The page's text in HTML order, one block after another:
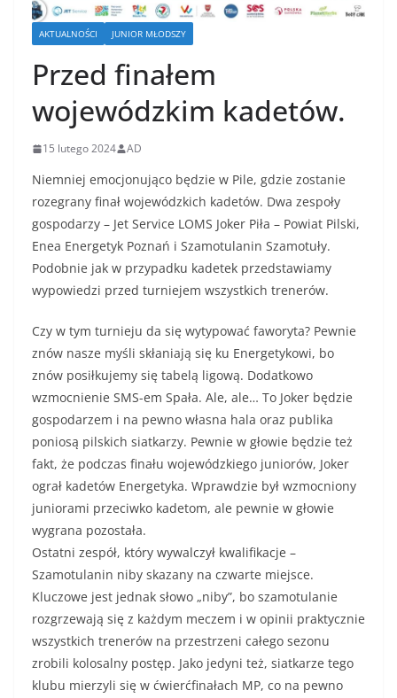
AKTUALNOŚCI JUNIOR MŁODSZY
Przed finałem
wojewódzkim kadetów.
15 lutego 2024 AD
Niemniej emocjonująco będzie w Pile, gdzie zostanie
rozegrany finał wojewódzkich kadetów. Dwa zespoły
gospodarzy – Jet Service LOMS Joker Piła – Powiat Pilski,
Enea Energetyk Poznań i Szamotulanin Szamotuły.
Podobnie jak w przypadku kadetek przedstawiamy
wypowiedzi przed turniejem wszystkich trenerów.
Czy w tym turnieju da się wytypować faworyta? Pewnie
znów nasze myśli skłaniają się ku Energetykowi, bo
znów posiłkujemy się tabelą ligową. Dodatkowo
wzmocnienie SMS-em Spała. Ale, ale… To Joker będzie
gospodarzem i na pewno własna hala oraz publika
poniosą pilskich siatkarzy. Pewnie w głowie będzie też
fakt, że podczas finału wojewódzkiego juniorów, Joker
ograł kadetów Energetyka. Wprawdzie był wzmocniony
juniorami przeciwko kadetom, ale pewnie w głowie
wygrana pozostała.
Ostatni zespół, który wywalczył kwalifikacje –
Szamotulanin niby skazany na czwarte miejsce.
Kluczowe jest jednak słowo „niby”, bo szamotulanie
rozgrzewają się z każdym meczem i w opinii praktycznie
wszystkich trenerów na przestrzeni całego sezonu
zrobili kolosalny postęp. Jako jedyni też, siatkarze tego
klubu mierzyli się w ćwierćfinałach MP, co na pewno